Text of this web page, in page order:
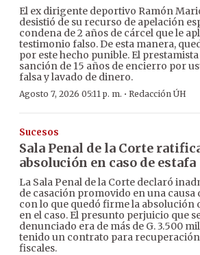
El ex dirigente deportivo Ramón
desistió de su recurso de apelación
condena de 2 años de cárcel que le
testimonio falso. De esta manera,
por este hecho punible. El
sanción de 15 años de encierro por
falsa y lavado de dinero.
Agosto 7, 2026 05:11 p. m. · Redacción ÚH
Sucesos
Sala Penal de la Corte
absolución en caso de estafa
La Sala Penal de la Corte declaró
de casación promovido en una causa
con lo que quedó firme la absolución
en el caso. El presunto perjuicio que
denunciado era de más de G. 3.500
tenido un contrato para
fiscales.